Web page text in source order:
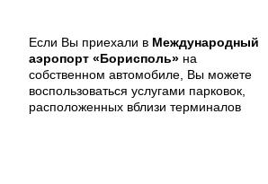
Если Вы приехали вМеждународный
аэропорт «Борисполь» на
собственном автомобиле, Вы можете
воспользоваться услугами парковок,
расположенных вблизи терминалов